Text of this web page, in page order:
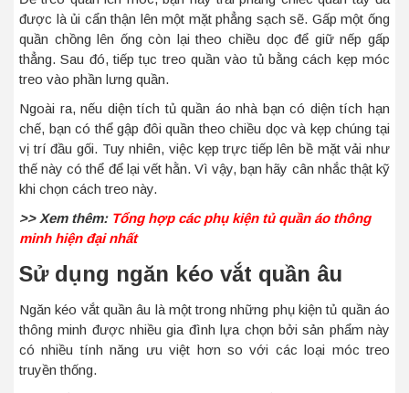
được là ủi cẩn thận lên một mặt phẳng sạch sẽ. Gấp một ống
quần chồng lên ống còn lại theo chiều dọc để giữ nếp gấp
thẳng. Sau đó, tiếp tục treo quần vào tủ bằng cách kẹp móc
treo vào phần lưng quần.
Ngoài ra, nếu diện tích tủ quần áo nhà bạn có diện tích hạn
chế, bạn có thể gập đôi quần theo chiều dọc và kẹp chúng tại
vị trí đầu gối. Tuy nhiên, việc kẹp trực tiếp lên bề mặt vải như
thế này có thể để lại vết hằn. Vì vậy, bạn hãy cân nhắc thật kỹ
khi chọn cách treo này.
>> Xem thêm: Tổng hợp các phụ kiện tủ quần áo thông
minh hiện đại nhất
Sử dụng ngăn kéo vắt quần âu
Ngăn kéo vắt quần âu là một trong những phụ kiện tủ quần áo
thông minh được nhiều gia đình lựa chọn bởi sản phẩm này
có nhiều tính năng ưu việt hơn so với các loại móc treo
truyền thống.